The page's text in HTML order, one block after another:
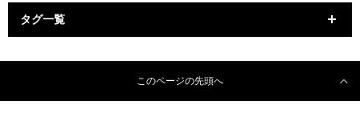
タグ一覧
このページの先頭へ